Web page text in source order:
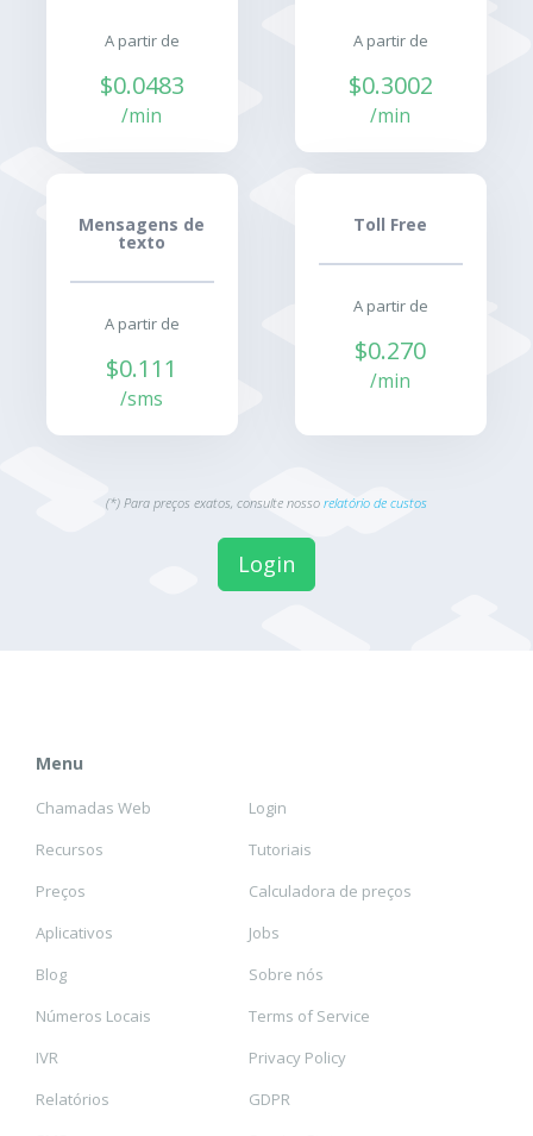
A partir de
$0.0483
/min
A partir de
$0.3002
/min
Mensagens de
texto
A partir de
$0.111
/sms
Toll Free
A partir de
$0.270
/min
(*) Para preços exatos, consulte nosso relatório de custos
Login
Menu
Chamadas Web
Recursos
Preços
Aplicativos
Blog
Números Locais
IVR
Relatórios
Login
Tutoriais
Calculadora de preços
Jobs
Sobre nós
Terms of Service
Privacy Policy
GDPR